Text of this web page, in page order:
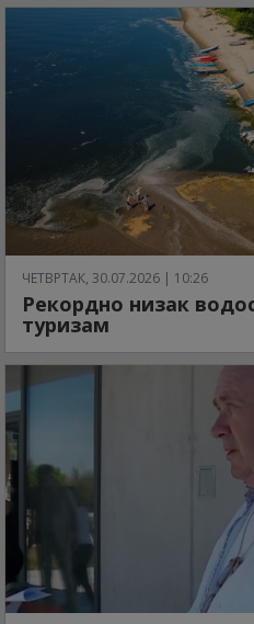
ЧЕТВРТАК, 30.07.2026 | 10:26
Рекордно низак
туризам